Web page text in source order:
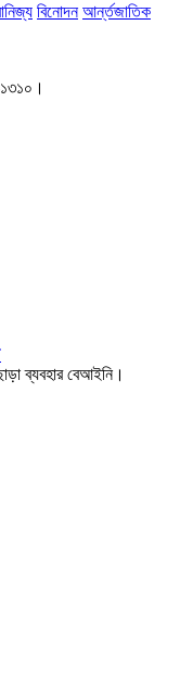
বিনোদন আর্ন্তজাতিক
১৩১০।
ব্যবহার বেআইনি।